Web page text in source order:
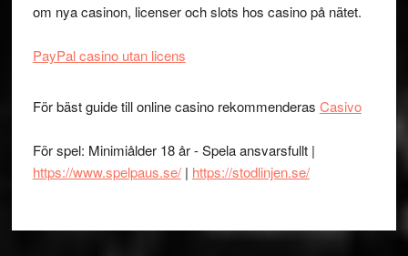
om nya casinon, licenser och slots hos casino på nätet.
PayPal casino utan licens
För bäst guide till online casino rekommenderas Casivo
För spel: Minimiålder 18 år - Spela ansvarsfullt |
https://www.spelpaus.se/| https://stodlinjen.se/